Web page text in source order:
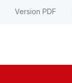
Version PDF